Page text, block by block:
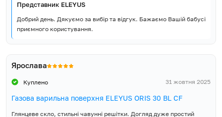
Представник ELEYUS
Добрий день. Дякуємо за вибір та відгук. Бажаємо Вашій бабусі
приємного користування.
Ярослава
Куплено 31 жовтня 2025
Газова варильна поверхня ELEYUS ORIS 30 BL CF
Глянцеве скло, стильні чавунні решітки. Догляд дуже простий